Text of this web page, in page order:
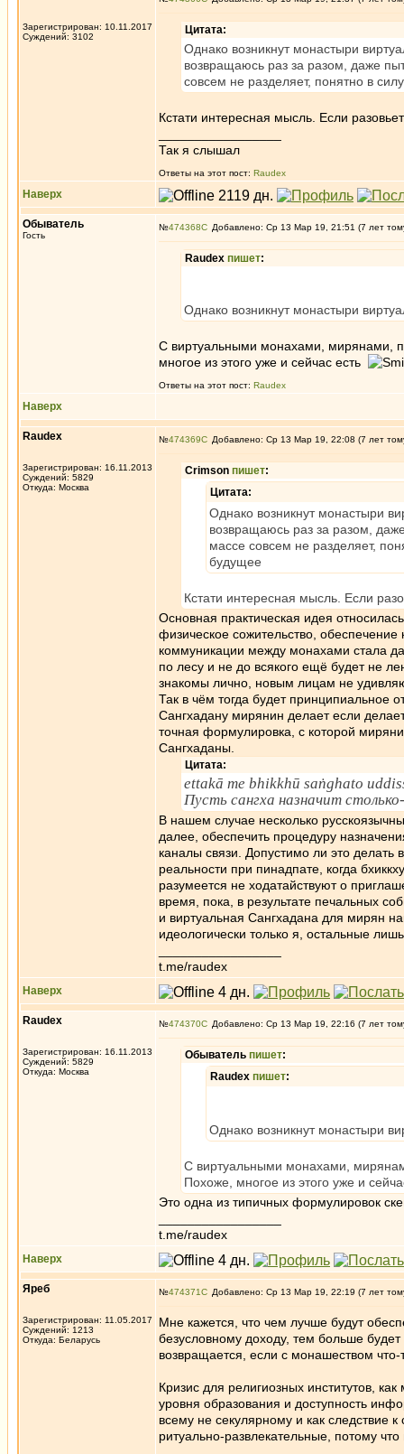
Зарегистрирован: 10.11.2017
Суждений: 3102
Цитата:
Однако возникнут монастыри
возвращаюсь раз за разом, даже
совсем не разделяет, понятно в
Кстати интересная мысль. Если
Так я слышал
Ответы на этот пост: Raudex
Наверх
Обыватель
Гость
№474368 Добавлено: Ср 13 Мар 19, 21:51 (7 лет
Raudex пишет:
Однако возникнут монастыри
С виртуальными монахами, мирянами,
многое из этого уже и сейчас есть
Ответы на этот пост: Raudex
Наверх
Raudex
Зарегистрирован: 16.11.2013
Суждений: 5829
Откуда: Москва
№474369 Добавлено: Ср 13 Мар 19, 22:08 (7 лет
Crimson пишет:
Цитата:
Однако возникнут монастыри
возвращаюсь раз за разом,
массе совсем не разделяет,
будущее
Кстати интересная мысль. Если
Основная практическая идея
физическое сожительство,
коммуникации между монахами стала
по лесу и не до всякого ещё будет не
знакомы лично, новым лицам не
Так в чём тогда будет принципиальное
Сангхадану мирянин делает если
точная формулировка, с которой
Сангхаданы.
Цитата:
ettakā me bhikkhū saṅghato
Пусть сангха назначит
В нашем случае несколько
далее, обеспечить процедуру
каналы связи. Допустимо ли это
реальности при пинадпате, когда
разумеется не ходатайствуют о
время, пока, в результате печальных
и виртуальная Сангхадана для мирян
идеологически только я, остальные
t.me/raudex
Наверх
Raudex
Зарегистрирован: 16.11.2013
Суждений: 5829
Откуда: Москва
№474370 Добавлено: Ср 13 Мар 19, 22:16 (7 лет
Обыватель пишет:
Raudex пишет:
Однако возникнут монастыри
С виртуальными монахами,
Похоже, многое из этого уже и
Это одна из типичных формулировок
t.me/raudex
Наверх
Яреб
Зарегистрирован: 11.05.2017
Суждений: 1213
Откуда: Беларусь
№474371 Добавлено: Ср 13 Мар 19, 22:19 (7 лет
Мне кажется, что чем лучше будут
безусловному доходу, тем больше
возвращается, если с монашеством
Кризис для религиозных институтов,
уровня образования и доступность
всему не секулярному и как следствие
ритуально-развлекательные, потому